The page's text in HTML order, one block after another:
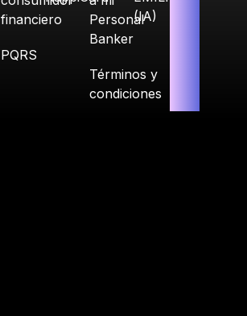
financiero
PQRS
Personal
Banker
Términos y
condiciones
(IA)